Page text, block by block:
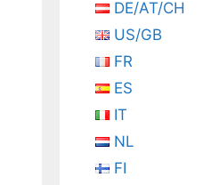
DE/AT/CH
US/GB
FR
ES
IT
NL
FI